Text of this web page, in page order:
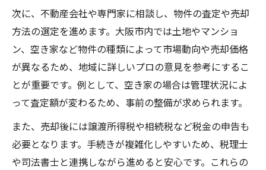
不動産売却時に必要な相続登記の知識
大阪市での相続登記と不動産売却の関係
不動産売却における登記の重要ポイント
安心して資産を現金化する手順とは
不動産売却で安心資産現金化の流れを解説
大阪市で不動産売却を安心して進める方法
資産現金化のための不動産売却ポイント
不動産売却サポートで現金化をスムーズに
次に、不動産会社や専門家に相談し、物件の査定や売却
方法の選定を進めます。大阪市内では土地やマンショ
ン、空き家など物件の種類によって市場動向や売却価格
が異なるため、地域に詳しいプロの意見を参考にするこ
とが重要です。例として、空き家の場合は管理状況によ
って査定額が変わるため、事前の整備が求められます。
また、売却後には譲渡所得税や相続税など税金の申告も
必要となります。手続きが複雑化しやすいため、税理士
や司法書士と連携しながら進めると安心です。これらの